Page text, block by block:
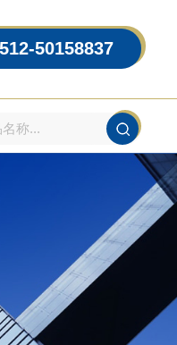
50158837